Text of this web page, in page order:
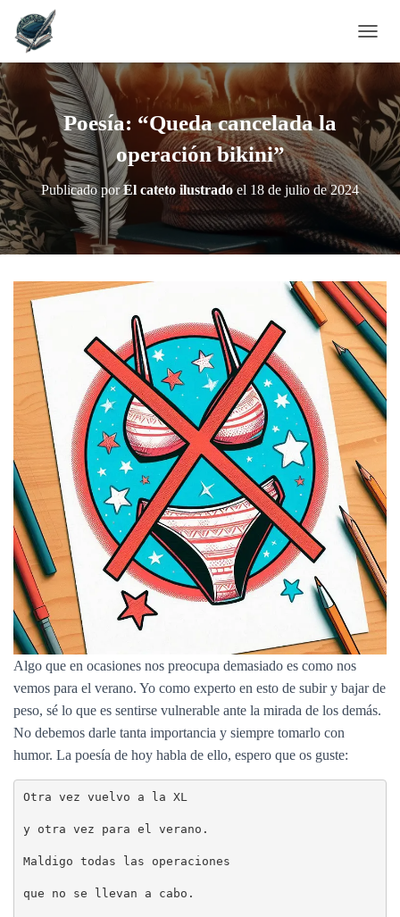
A
A
R
M
O
D
O
E
A
V
E
G
A
I
Ó
Poesía: “Queda cancelada la
operación bikini”
Publicado porEl cateto ilustradoel 18 de julio de 2024
Algo que en ocasiones nos preocupa demasiado es como nos
vemos para el verano. Yo como experto en esto de subir y bajar de
peso, sé lo que es sentirse vulnerable ante la mirada de los demás.
No debemos darle tanta importancia y siempre tomarlo con
humor. La poesía de hoy habla de ello, espero que os guste:
Otra vez vuelvo a la XL
y otra vez para el verano.
Maldigo todas las operaciones
que no se llevan a cabo.